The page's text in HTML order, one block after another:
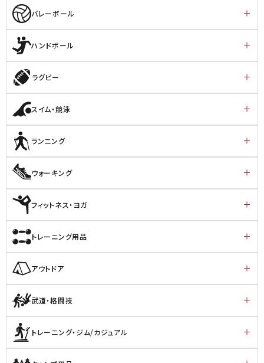
バレーボール
ハンドボール
ラグビー
スイム・競泳
ランニング
ウォーキング
フィットネス・ヨガ
トレーニング用品
アウトドア
武道・格闘技
トレーニング・ジム/カジュアル